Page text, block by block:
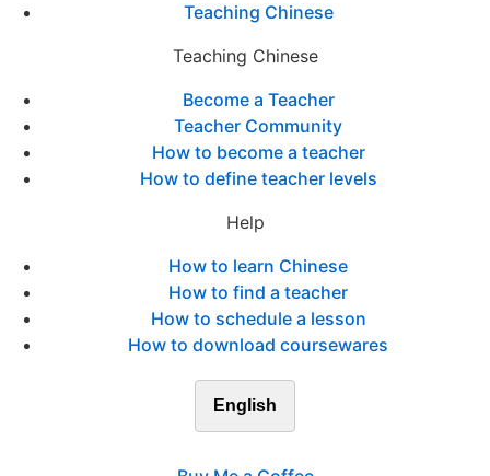
Teaching Chinese
Teaching Chinese
Become a Teacher
Teacher Community
How to become a teacher
How to define teacher levels
Help
How to learn Chinese
How to find a teacher
How to schedule a lesson
How to download coursewares
English